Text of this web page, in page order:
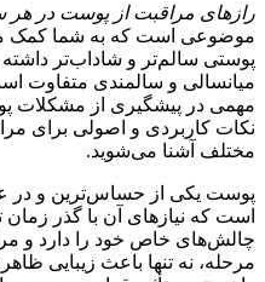
رازهای مراقبت از پوست در هر
موضوعی است که به شما کمک
پوستی سالم‌تر و شاداب‌تر
میانسالی و سالمندی متفاوت
مهمی در پیشگیری از مشکلات
نکات کاربردی و اصولی برای
مختلف آشنا می‌شوید.
پوست یکی از حساس‌ترین و در
است که نیازهای آن با گذر
چالش‌های خاص خود را دارد و
مرحله، نه تنها باعث زیبایی